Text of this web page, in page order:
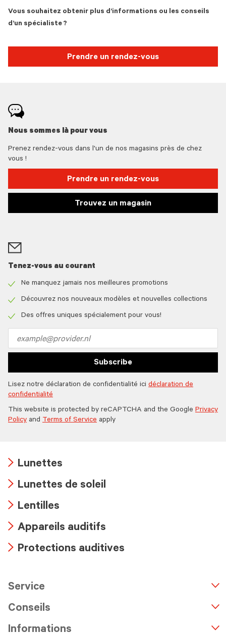
Vous souhaitez obtenir plus d’informations ou les conseils
d’un spécialiste ?
Prendre un rendez-vous
Nous sommes là pour vous
Prenez rendez-vous dans l'un de nos magasins près de chez
vous !
Prendre un rendez-vous
Trouvez un magasin
Tenez-vous au courant
icon
Ne manquez jamais nos meilleures promotions
icon
Découvrez nos nouveaux modèles et nouvelles collections
Des offres uniques spécialement pour vous!
address
Subscribe
Lisez notre déclaration de confidentialité ici déclaration de
confidentialité
This website is protected by reCAPTCHA and the Google Privacy
Policy and Terms of Service apply
icon
Lunettes
icon
Lunettes de soleil
icon
Lentilles
icon
Appareils auditifs
Protections auditives
Service
Conseils
Informations